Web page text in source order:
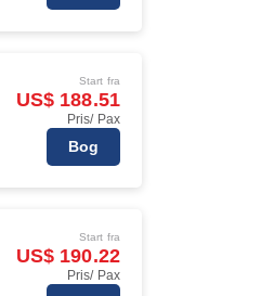
Start fra
US$ 188.51
Pris/ Pax
Bog
Start fra
US$ 190.22
Pris/ Pax